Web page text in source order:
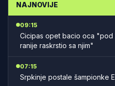
NAJNOVIJE
09:15
Cicipas opet bacio oca
ranije raskrstio sa njim"
07:15
Srpkinje postale šampionke